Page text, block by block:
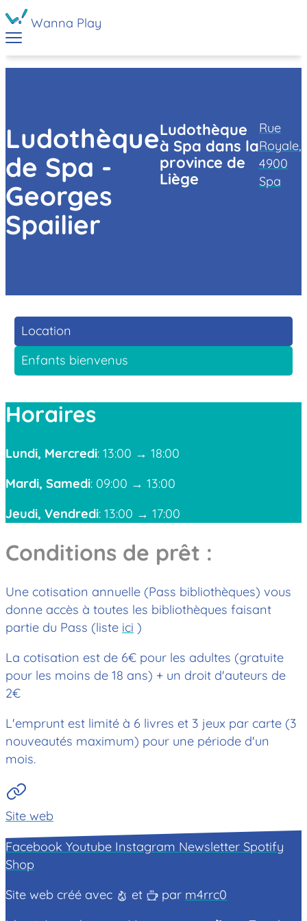
Wanna Play
Ludothèque
de Spa -
Georges
Spailier
Ludothèque
à Spa dans la
province de
Liège
Rue
Royale,
4900
Spa
Location
Enfants bienvenus
Horaires
Lundi, Mercredi: 13:00 → 18:00
Mardi, Samedi: 09:00 → 13:00
Jeudi, Vendredi: 13:00 → 17:00
Conditions de prêt :
Une cotisation annuelle (Pass bibliothèques) vous
donne accès à toutes les bibliothèques faisant
partie du Pass (liste ici )
La cotisation est de 6€ pour les adultes (gratuite
pour les moins de 18 ans) + un droit d'auteurs de
2€
L'emprunt est limité à 6 livres et 3 jeux par carte (3
nouveautés maximum) pour une période d'un
mois.
Site web
Facebook Youtube Instagram Newsletter Spotify
Shop
Site web créé avec
et par m4rrc0